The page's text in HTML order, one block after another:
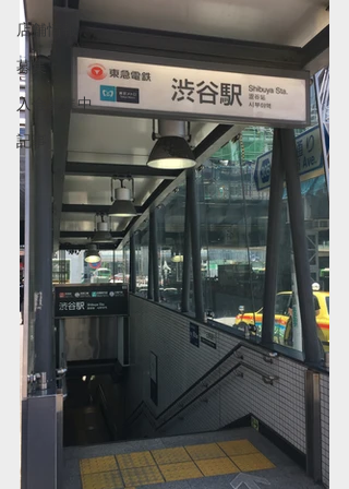
店舗情報
募集
入会募集中
記事